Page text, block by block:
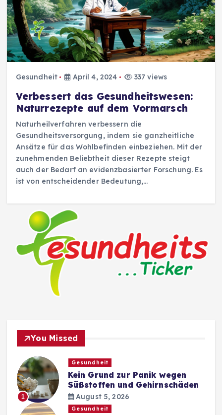
Gesundheit April 4, 2024 337 views
Verbessert das Gesundheitswesen:
Naturrezepte auf dem Vormarsch
Naturheilverfahren verbessern die
Gesundheitsversorgung, indem sie ganzheitliche
Ansätze für das Wohlbefinden einbeziehen. Mit der
zunehmenden Beliebtheit dieser Rezepte steigt
auch der Bedarf an evidenzbasierter Forschung. Es
ist von entscheidender Bedeutung,…
You Missed
1
Gesundheit
Kein Grund zur Panik wegen
Süßstoffen und Gehirnschäden
August 5, 2026
Gesundheit